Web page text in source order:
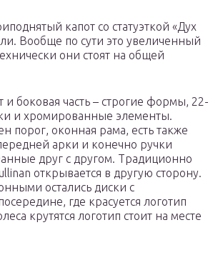
капот со статуэткой «Дух
Вообще по сути это увеличенный
они стоят на общей
и боковая часть – строгие формы, 22-
и хромированные элементы.
порог, оконная рама, есть также
арки и конечно ручки
друг с другом. Традиционно
открывается в другую сторону.
остались диски с
где красуется логотип
крутятся логотип стоит на месте